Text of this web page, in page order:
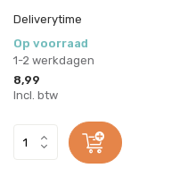
Deliverytime
Op voorraad
1-2 werkdagen
8,99
Incl. btw